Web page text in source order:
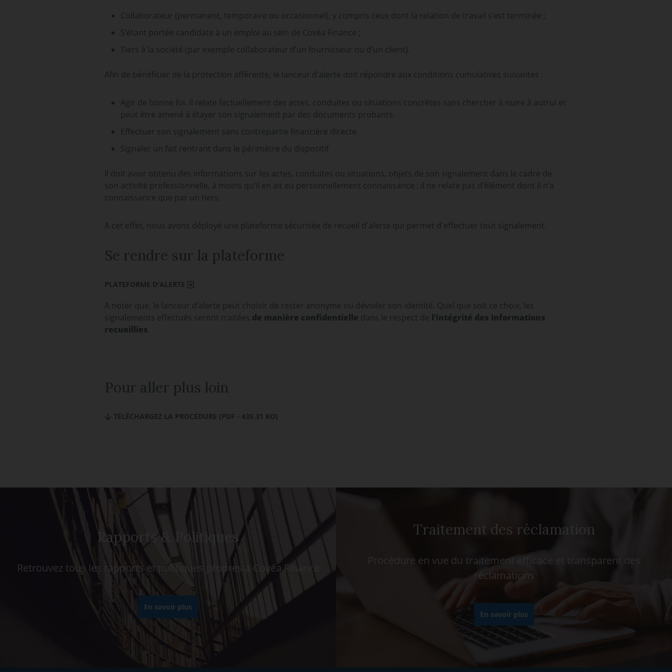
Collaborateur (permanent, temporaire ou occasionnel), y compris ceux dont la relation de travail s’est terminée ;
S’étant portée candidate à un emploi au sein de Covéa Finance ;
Tiers à la société (par exemple collaborateur d’un fournisseur ou d’un client).
Afin de bénéficier de la protection afférente, le lanceur d'alerte doit répondre aux conditions cumulatives suivantes :
Agir de bonne foi. Il relate factuellement des actes, conduites ou situations concrètes sans chercher à nuire à autrui et
peut être amené à étayer son signalement par des documents probants.
Eﬀectuer son signalement sans contrepartie ﬁnancière directe.
Signaler un fait rentrant dans le périmètre du dispositif
Il doit avoir obtenu des informations sur les actes, conduites ou situations, objets de son signalement dans le cadre de
son activité professionnelle, à moins qu’il en ait eu personnellement connaissance : il ne relate pas d’élément dont il n’a
connaissance que par un tiers.
A cet effet, nous avons déployé une plateforme sécurisée de recueil d'alerte qui permet d'effectuer tout signalement.
Se rendre sur la plateforme
PLATEFORME D'ALERTE
A noter que, le lanceur d’alerte peut choisir de rester anonyme ou dévoiler son identité. Quel que soit ce choix, les
signalements effectués seront traitées de manière confidentielle dans le respect de l’intégrité des informations
recueillies.
Pour aller plus loin
TÉLÉCHARGEZ LA PROCÉDURE (PDF - 435.31 KO)
Rapports & Politiques
Retrouvez tous les rapports et politiques propres à Covéa Finance
En savoir plus
Traitement des réclamation
Procédure en vue du traitement efficace et transparent des
réclamations
En savoir plus